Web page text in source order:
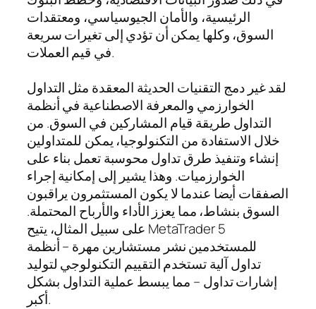
الرئيسية، والأمان الجيوسياسي، ومعتقدات
السوق، وكلها يمكن أن تؤدي إلى تغيرات سريعة
في قيم العملات.
لقد غير دمج التقنيات الحديثة المعقدة مثل التداول
الخوارزمي والمعرفة الاصطناعية في أنظمة
التداول طريقة قيام المشاركين في السوق. من
خلال الاستفادة من التكنولوجيا، يمكن للمتداولين
إنشاء وتنفيذ طرق تداول محوسبة تعمل بناء على
الخوارزميات. وهذا يشير إلى إمكانية إجراء
الصفقات أيضا عندما لا يكون المستثمرون يراقبون
السوق بنشاط، مما يعزز الأداء والأرباح المحتملة.
على سبيل المثال، يتيح MetaTrader 5
للمستخدمين نشر مستشارين مهرة – أنظمة
تداول آلية تستخدم التقييم التكنولوجي لتوليد
إشارات تداول – مما يبسط عملية التداول بشكل
أكبر.